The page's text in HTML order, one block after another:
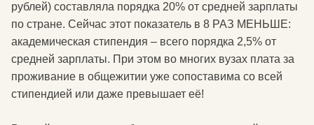
рублей) составляла порядка 20% от средней зарплаты
по стране. Сейчас этот показатель в 8 РАЗ МЕНЬШЕ:
академическая стипендия – всего порядка 2,5% от
средней зарплаты. При этом во многих вузах плата за
проживание в общежитии уже сопоставима со всей
стипендией или даже превышает её!